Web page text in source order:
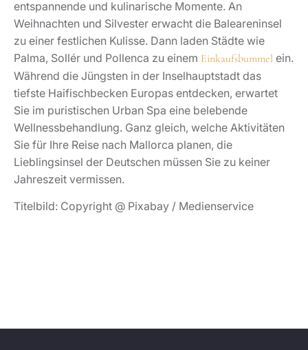
entspannende und kulinarische Momente. An
Weihnachten und Silvester erwacht die Baleareninsel
zu einer festlichen Kulisse. Dann laden Städte wie
Palma, Sollér und Pollenca zu einem Einkaufsbummel ein.
Während die Jüngsten in der Inselhauptstadt das
tiefste Haifischbecken Europas entdecken, erwartet
Sie im puristischen Urban Spa eine belebende
Wellnessbehandlung. Ganz gleich, welche Aktivitäten
Sie für Ihre Reise nach Mallorca planen, die
Lieblingsinsel der Deutschen müssen Sie zu keiner
Jahreszeit vermissen.
Titelbild: Copyright @ Pixabay / Medienservice